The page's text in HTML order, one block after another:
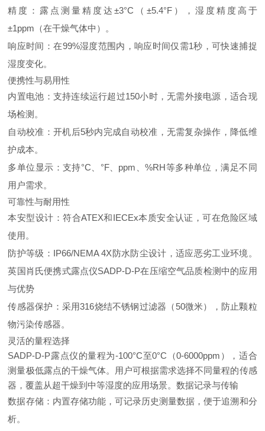
精度：露点测量精度达±3°C（±5.4°F），湿度精度高于
±1ppm（在干燥气体中）。
响应时间：在99%湿度范围内，响应时间仅需1秒，可快速捕捉
湿度变化。
便携性与易用性
内置电池：支持连续运行超过150小时，无需外接电源，适合现
场检测。
自动校准：开机后5秒内完成自动校准，无需复杂操作，降低维
护成本。
多单位显示：支持°C、°F、ppm、%RH等多种单位，满足不同
用户需求。
可靠性与耐用性
本安型设计：符合ATEX和IECEx本质安全认证，可在危险区域
使用。
防护等级：IP66/NEMA 4X防水防尘设计，适应恶劣工业环境。
英国肖氏便携式露点仪SADP-D-P在压缩空气品质检测中的应用
与优势
传感器保护：采用316烧结不锈钢过滤器（50微米），防止颗粒
物污染传感器。
灵活的量程选择
SADP-D-P露点仪的量程为-100°C至0°C（0-6000ppm），适合
测量极低露点的干燥气体。用户可根据需求选择不同量程的传感
器，覆盖从超干燥到中等湿度的应用场景。数据记录与传输
数据存储：内置存储功能，可记录历史测量数据，便于追溯和分
析。